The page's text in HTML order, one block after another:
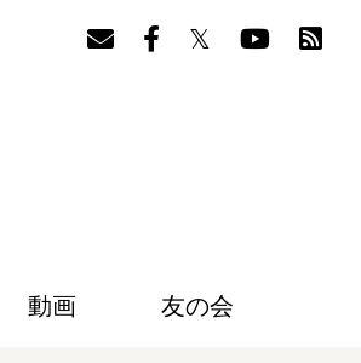
動画 友の会